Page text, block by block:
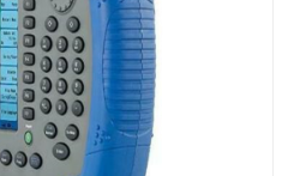
信号源
数据采集仪
数字源表